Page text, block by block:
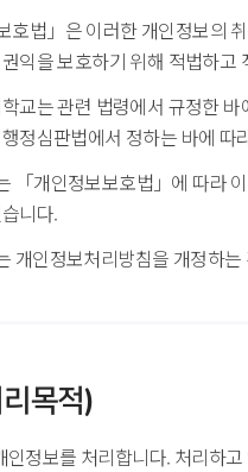
호법」은 이러한 개인정보의
익을 보호하기 위해 적법하고
교는 관련 법령에서 규정한
정심판법에서 정하는 바에 따
「개인정보보호법」에 따라
니다.
개인정보처리방침을 개정하
목적)
정보를 처리합니다. 처리하